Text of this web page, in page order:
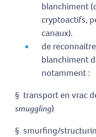
blanchiment
cryptoactifs,
canaux).
de
blanchiment
notamment :
§ transport en vrac
smuggling)
§ smurfing/